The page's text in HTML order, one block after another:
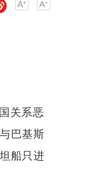
关系恶
巴基斯
船只进